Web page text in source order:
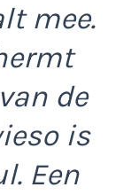
mee.
de
is
Een